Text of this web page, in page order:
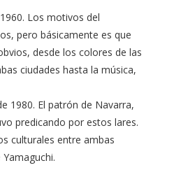
Los motivos del
pero básicamente es que
desde los colores de las
ciudades hasta la música,
1980. El patrón de Navarra,
predicando por estos lares.
culturales entre ambas